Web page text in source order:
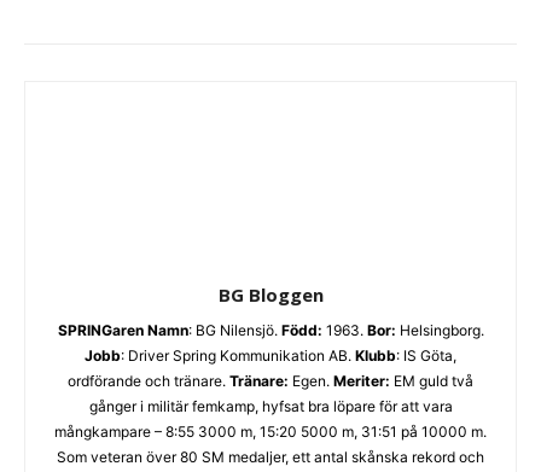
BG Bloggen
SPRINGaren Namn: BG Nilensjö. Född: 1963. Bor: Helsingborg.
Jobb: Driver Spring Kommunikation AB. Klubb: IS Göta,
ordförande och tränare. Tränare: Egen. Meriter: EM guld två
gånger i militär femkamp, hyfsat bra löpare för att vara
mångkampare – 8:55 3000 m, 15:20 5000 m, 31:51 på 10000 m.
Som veteran över 80 SM medaljer, ett antal skånska rekord och